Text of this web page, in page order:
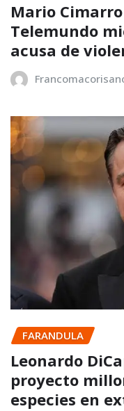
Mario
Telemundo
acusa de
FARANDULA
Leonardo
proyecto
especies en